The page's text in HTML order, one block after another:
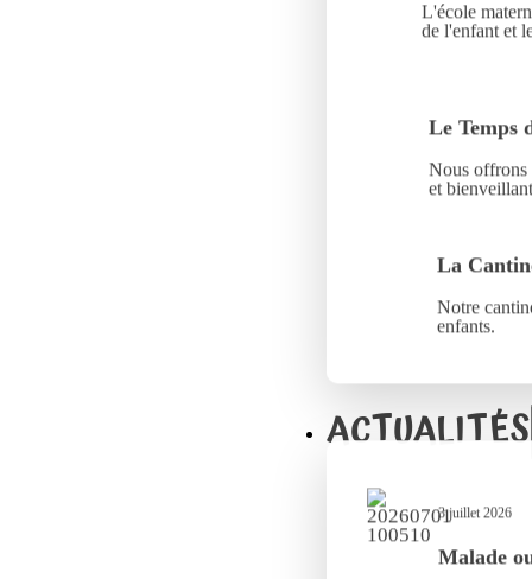
L'école
de l'enfant et
Le Temps
Nous offrons
et
La
Notre
enfants.
ACTUALITÉS
3 juillet 2026
Malade